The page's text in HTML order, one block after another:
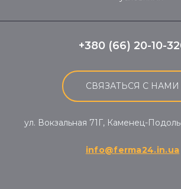
+380 (66) 20-10-
СВЯЗАТЬСЯ С НАМИ
ул. Вокзальная 71Г, Каменец-
info@ferma24.in.ua